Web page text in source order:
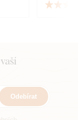
Odebírat